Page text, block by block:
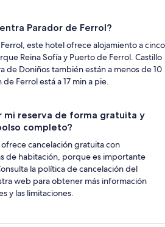
Parador de Ferrol?
este hotel ofrece alojamiento a cinco
Reina Sofía y Puerto de Ferrol. Castillo
de Doniños también están a menos de 10
Ferrol está a 17 min a pie.
mi reserva de forma gratuita y
completo?
cancelación gratuita con
de habitación, porque es importante
la política de cancelación del
web para obtener más información
y las limitaciones.